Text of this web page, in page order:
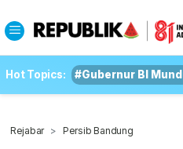
Hot Topics: #Gubernur BI
Rejabar Persib Bandung